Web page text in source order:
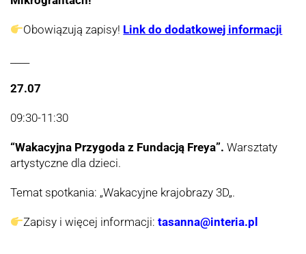
Obowiązują zapisy! Link do dodatkowej informacji
27.07
09:30-11:30
“Wakacyjna Przygoda z Fundacją Freya”. Warsztaty
artystyczne dla dzieci.
Temat spotkania: „Wakacyjne krajobrazy 3D„.
Zapisy i więcej informacji:tasanna@interia.pl